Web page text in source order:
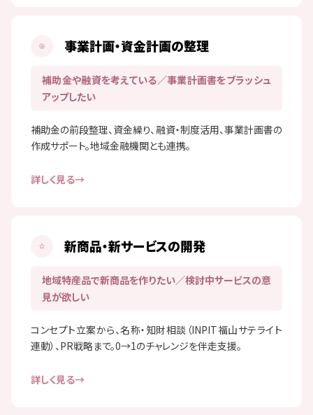
事業計画・資金計画の整理
補助金や融資を考えている／事業計画書をブラッシュ
アップしたい
補助金の前段整理、資金繰り、融資・制度活用、事業計画書の
作成サポート。地域金融機関とも連携。
詳しく見る
新商品・新サービスの開発
地域特産品で新商品を作りたい／検討中サービスの意
見が欲しい
コンセプト立案から、名称・知財相談（INPIT福山サテライト
連動）、PR戦略まで。0→1のチャレンジを伴走支援。
詳しく見る